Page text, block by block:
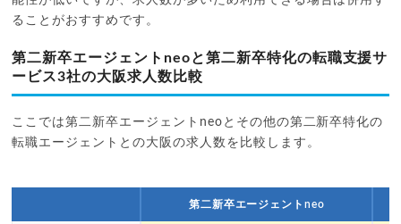
ることがおすすめです。
第二新卒エージェントneoと第二新卒特化の転職支援サ
ービス3社の大阪求人数比較
ここでは第二新卒エージェントneoとその他の第二新卒特化の
転職エージェントとの大阪の求人数を比較します。
第二新卒エージェントneo